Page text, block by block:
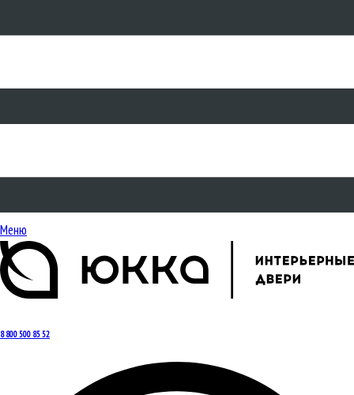
Меню
8 800 500 85 52